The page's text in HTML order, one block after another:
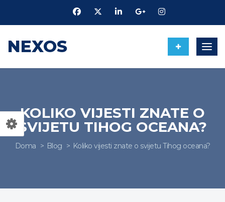
NEXOS
KOLIKO VIJESTI ZNATE O
SVIJETU TIHOG OCEANA?
Doma Blog Koliko vijesti znate o svijetu Tihog oceana?